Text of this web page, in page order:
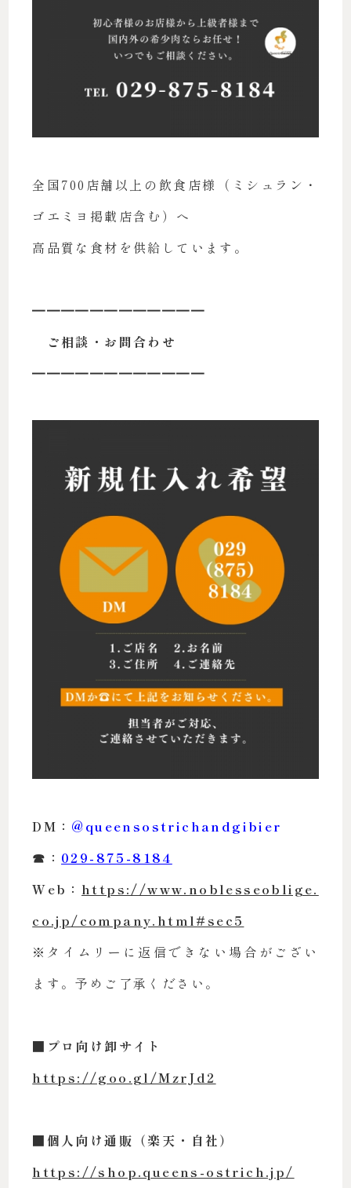
全国700店舗以上の飲食店様（ミシュラン・
ゴエミヨ掲載店含む）へ
高品質な食材を供給しています。
━━━━━━━━━━━━
ご相談・お問合わせ
━━━━━━━━━━━━
DM： @queensostrichandgibier
☎︎： 029-875-8184
Web： https://www.noblesseoblige.
co.jp/company.html#sec5
※タイムリーに返信できない場合がござい
ます。予めご了承ください。
■プロ向け卸サイト
https://goo.gl/MzrJd2
■個人向け通販（楽天・自社）
https://shop.queens-ostrich.jp/